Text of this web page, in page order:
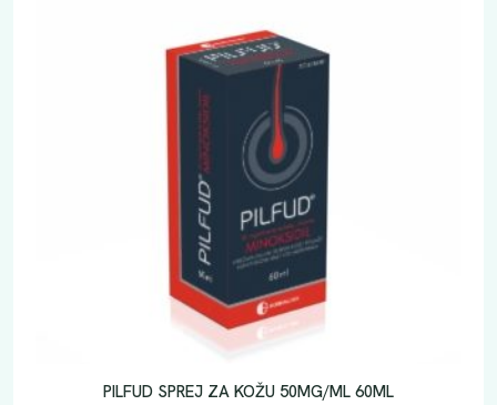
PILFUD SPREJ ZA KOŽU 50MG/ML 60ML